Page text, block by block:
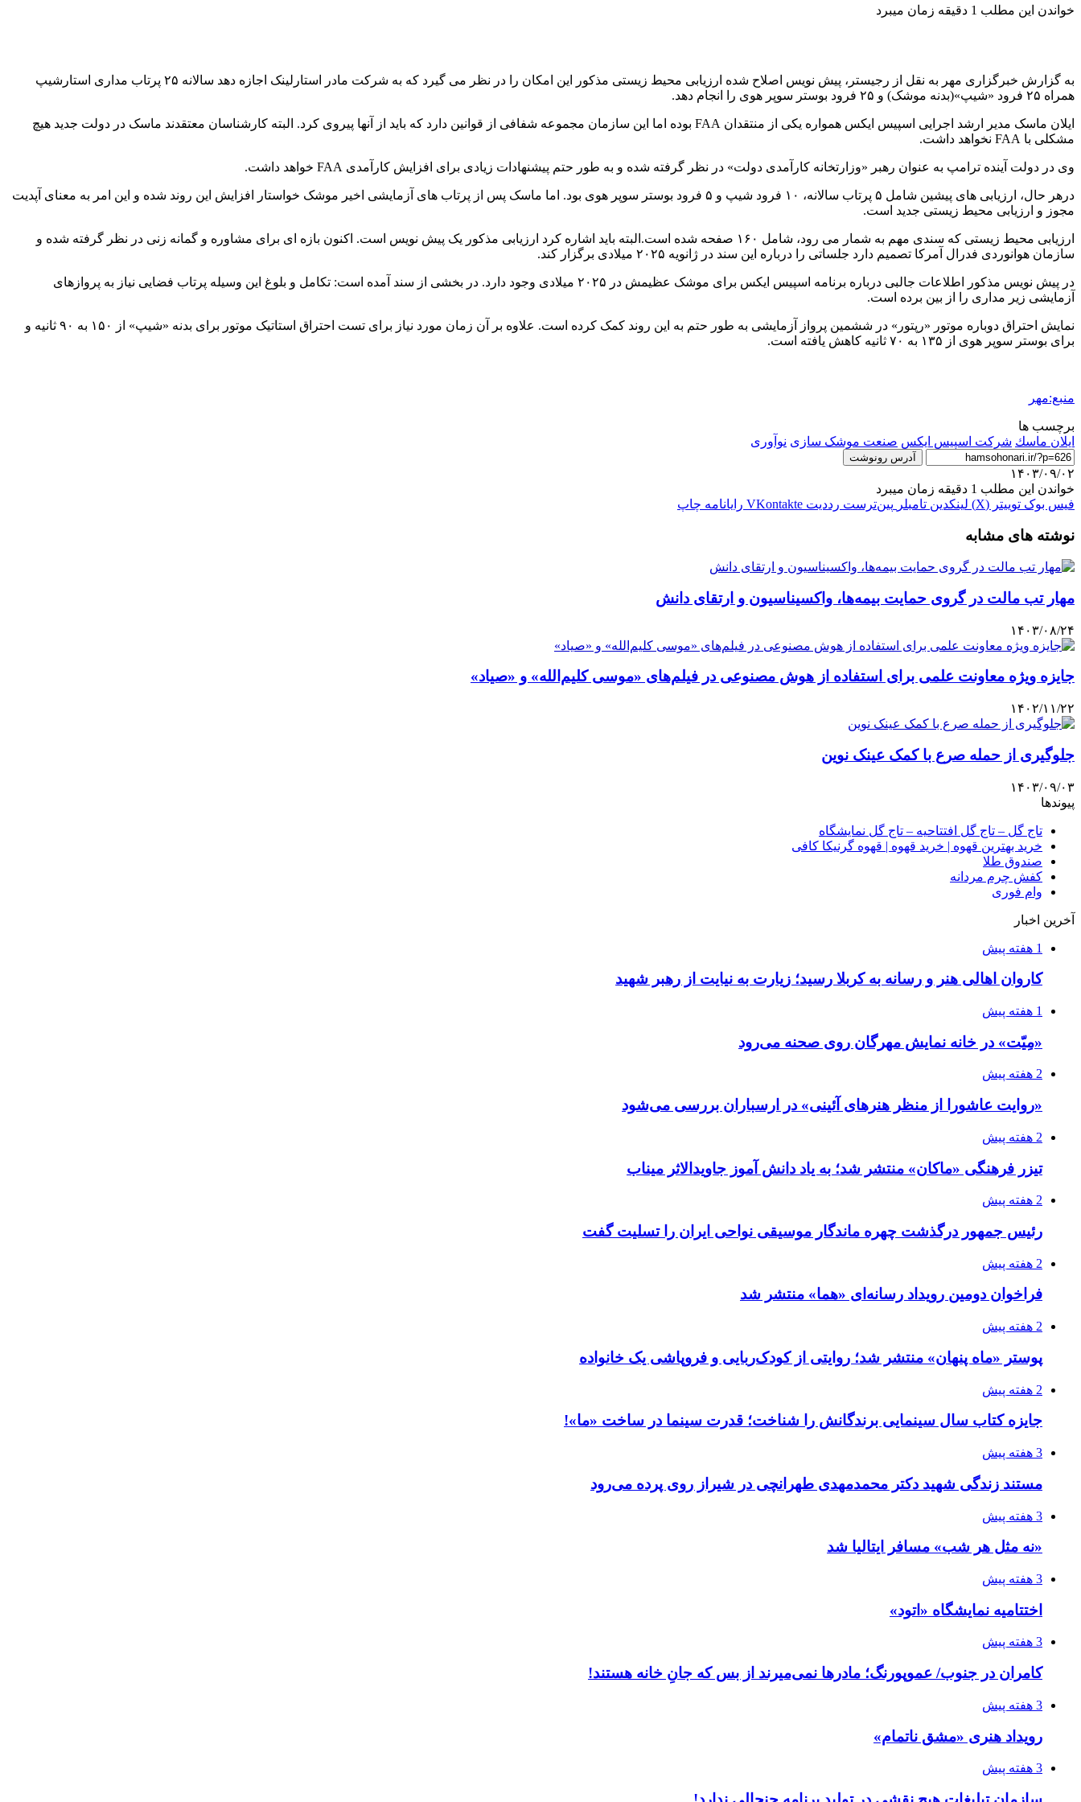
خواندن این مطلب 1 دقیقه زمان میبرد
به گزارش خبرگزاری مهر به نقل از رجیستر، پیش نویس اصلاح شده ارزیابی محیط زیستی مذکور این امکان را در نظر می گیرد که به شرکت مادر استارلینک اجازه دهد سالانه ۲۵ پرتاب مداری استارشیپ
همراه ۲۵ فرود «شیپ»(بدنه موشک) و ۲۵ فرود بوستر سوپر هوی را انجام دهد.
ایلان ماسک مدیر ارشد اجرایی اسپیس ایکس همواره یکی از منتقدان FAA بوده اما این سازمان مجموعه شفافی از قوانین دارد که باید از آنها پیروی کرد. البته کارشناسان معتقدند ماسک در دولت جدید هیچ
مشکلی با FAA نخواهد داشت.
وی در دولت آینده ترامپ به عنوان رهبر «وزارتخانه کارآمدی دولت» در نظر گرفته شده و به طور حتم پیشنهادات زیادی برای افزایش کارآمدی FAA خواهد داشت.
درهر حال، ارزیابی های پیشین شامل ۵ پرتاب سالانه، ۱۰ فرود شیپ و ۵ فرود بوستر سوپر هوی بود. اما ماسک پس از پرتاب های آزمایشی اخیر موشک خواستار افزایش این روند شده و این امر به معنای آپدیت
مجوز و ارزیابی محیط زیستی جدید است.
ارزیابی محیط زیستی که سندی مهم به شمار می رود، شامل ۱۶۰ صفحه شده است.البته باید اشاره کرد ارزیابی مذکور یک پیش نویس است. اکنون بازه ای برای مشاوره و گمانه زنی در نظر گرفته شده و
سازمان هوانوردی فدرال آمرکا تصمیم دارد جلساتی را درباره این سند در ژانویه ۲۰۲۵ میلادی برگزار کند.
در پیش نویس مذکور اطلاعات جالبی درباره برنامه اسپیس ایکس برای موشک عظیمش در ۲۰۲۵ میلادی وجود دارد. در بخشی از سند آمده است: تکامل و بلوغ این وسیله پرتاب فضایی نیاز به پروازهای
آزمایشی زیر مداری را از بین برده است.
نمایش احتراق دوباره موتور «رپتور» در ششمین پرواز آزمایشی به طور حتم به این روند کمک کرده است. علاوه بر آن زمان مورد نیاز برای تست احتراق استاتیک موتور برای بدنه «شیپ» از ۱۵۰ به ۹۰ ثانیه و
برای بوستر سوپر هوی از ۱۳۵ به ۷۰ ثانیه کاهش یافته است.
منبع:مهر
برچسب ها
ايلان ماسك شرکت اسپیس ایکس صنعت موشک سازی نوآوری
آدرس رونوشت
۱۴۰۳/۰۹/۰۲
خواندن این مطلب 1 دقیقه زمان میبرد
فیس بوک توییتر (X) لینکدین ‫تامبلر ‫پین‌ترست ‫رددیت ‫VKontakte رایانامه چاپ
نوشته های مشابه
مهار تب مالت در گروی حمایت بیمه‌ها، واکسیناسیون و ارتقای دانش
۱۴۰۳/۰۸/۲۴
جایزه ویژه معاونت علمی برای استفاده از هوش مصنوعی در فیلم‌های «موسی کلیم‌الله» و «صیاد»
۱۴۰۲/۱۱/۲۲
جلوگیری از حمله صرع با کمک عینک نوین
۱۴۰۳/۰۹/۰۳
پیوندها
تاج گل – تاج گل افتتاحیه – تاج گل نمایشگاه
خرید بهترین قهوه | خرید قهوه | قهوه گرنیکا کافی
صندوق طلا
کفش چرم مردانه
وام فوری
آخرین اخبار
1 هفته پیش
کاروان اهالی هنر و رسانه به کربلا رسید؛ زیارت به نیایت از رهبر شهید
1 هفته پیش
«مِیّت» در خانه نمایش مهرگان روی صحنه می‌رود
2 هفته پیش
«روایت عاشورا از منظر هنرهای آئینی» در ارسباران بررسی می‌شود
2 هفته پیش
تیزر فرهنگی «ماکان» منتشر شد؛ به یاد دانش آموز جاویدالاثر میناب
2 هفته پیش
رئیس جمهور درگذشت چهره ماندگار موسیقی نواحی ایران را تسلیت گفت
2 هفته پیش
فراخوان دومین رویداد رسانه‌ای «هما» منتشر شد
2 هفته پیش
پوستر «ماه پنهان» منتشر شد؛ روایتی از کودک‌ربایی و فروپاشی یک خانواده
2 هفته پیش
جایزه کتاب سال سینمایی برندگانش را شناخت؛ قدرت سینما در ساخت «ما»!
3 هفته پیش
مستند زندگی شهید دکتر محمدمهدی طهرانچی در شیراز روی پرده می‌رود
3 هفته پیش
«نه مثل هر شب» مسافر ایتالیا شد
3 هفته پیش
اختتامیه نمایشگاه «اتود»
3 هفته پیش
کامران در جنوب/ عموپورنگ؛ مادرها نمی‌میرند از بس که جانِ خانه هستند!
3 هفته پیش
رویداد هنری «مشق ناتمام»
3 هفته پیش